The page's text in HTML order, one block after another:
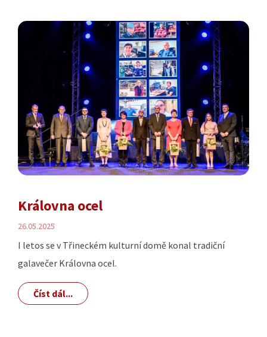
Královna ocel
26.05.2025
I letos se v Třineckém kulturní domě konal tradiční
galavečer Královna ocel.
Číst dál...